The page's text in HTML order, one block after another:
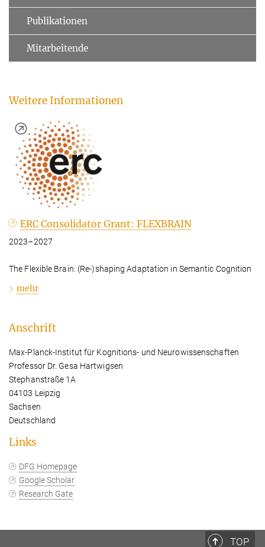
Publikationen
Mitarbeitende
Weitere Informationen
ERC Consolidator Grant: FLEXBRAIN
2023–2027
The Flexible Brain: (Re-)shaping Adaptation in Semantic Cognition
mehr
Anschrift
Max-Planck-Institut für Kognitions- und Neurowissenschaften
Professor Dr. Gesa Hartwigsen
Stephanstraße 1A
04103 Leipzig
Sachsen
Deutschland
Links
DFG Homepage
Google Scholar
Research Gate
TOP